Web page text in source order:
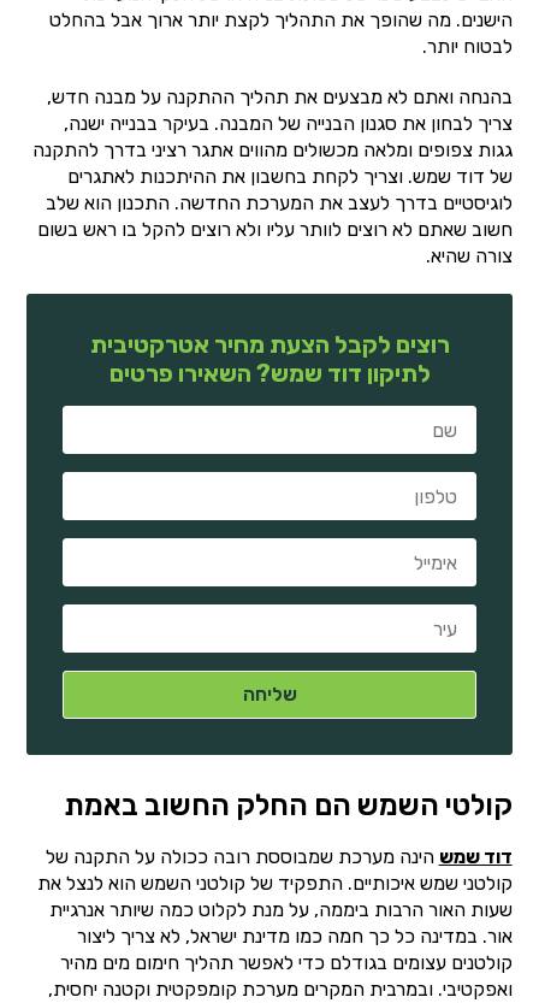
הישנים. מה שהופך את התהליך לקצת יותר ארוך אבל בהחלט
לבטוח יותר.
בהנחה ואתם לא מבצעים את תהליך ההתקנה על מבנה חדש,
צריך לבחון את סגנון הבנייה של המבנה. בעיקר בבנייה ישנה,
גגות צפופים ומלאה מכשולים מהווים אתגר רציני בדרך להתקנה
של דוד שמש. וצריך לקחת בחשבון את ההיתכנות לאתגרים
לוגיסטיים בדרך לעצב את המערכת החדשה. התכנון הוא שלב
חשוב שאתם לא רוצים לוותר עליו ולא רוצים להקל בו ראש בשום
צורה שהיא.
רוצים לקבל הצעת מחיר אטרקטיבית
לתיקון דוד שמש? השאירו פרטים
קולטי השמש הם החלק החשוב באמת
דוד שמש הינה מערכת שמבוססת רובה ככולה על התקנה של
קולטני שמש איכותיים. התפקיד של קולטני השמש הוא לנצל את
שעות האור הרבות ביממה, על מנת לקלוט כמה שיותר אנרגיית
אור. במדינה כל כך חמה כמו מדינת ישראל, לא צריך ליצור
קולטנים עצומים בגודלם כדי לאפשר תהליך חימום מים מהיר
ואפקטיבי. ובמרבית המקרים מערכת קומפקטית וקטנה יחסית,